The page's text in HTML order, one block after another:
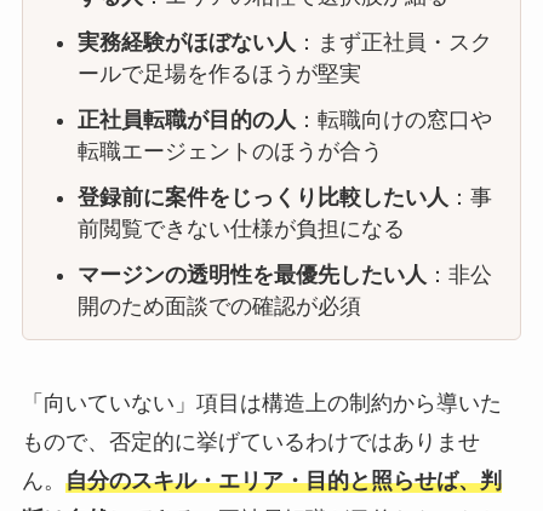
実務経験がほぼない人 ：まず正社員・スク
ールで足場を作るほうが堅実
正社員転職が目的の人 ：転職向けの窓口や
転職エージェントのほうが合う
登録前に案件をじっくり比較したい人 ：事
前閲覧できない仕様が負担になる
マージンの透明性を最優先したい人 ：非公
開のため面談での確認が必須
「向いていない」項目は構造上の制約から導いた
もので、否定的に挙げているわけではありませ
ん。 自分のスキル・エリア・目的と照らせば、判